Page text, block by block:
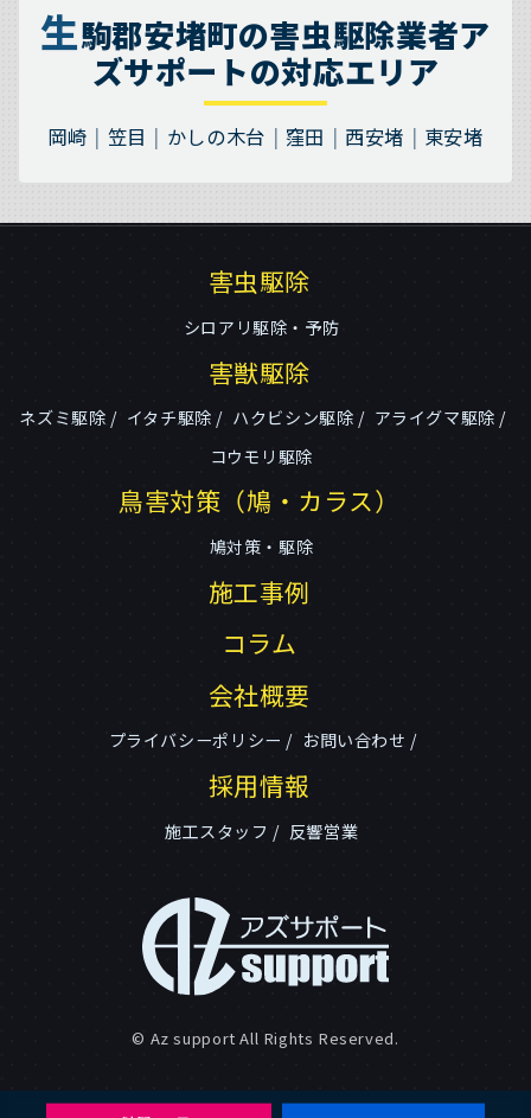
生駒郡安堵町の害虫駆除業者ア
ズサポートの対応エリア
岡崎 笠目 かしの木台 窪田 西安堵 東安堵
害虫駆除
シロアリ駆除・予防
害獣駆除
ネズミ駆除 イタチ駆除 ハクビシン駆除
アライグマ駆除
コウモリ駆除
鳥害対策（鳩・カラス）
鳩対策・駆除
施工事例
コラム
会社概要
プライバシーポリシー お問い合わせ
採用情報
施工スタッフ 反響営業
© Az support All Rights Reserved.